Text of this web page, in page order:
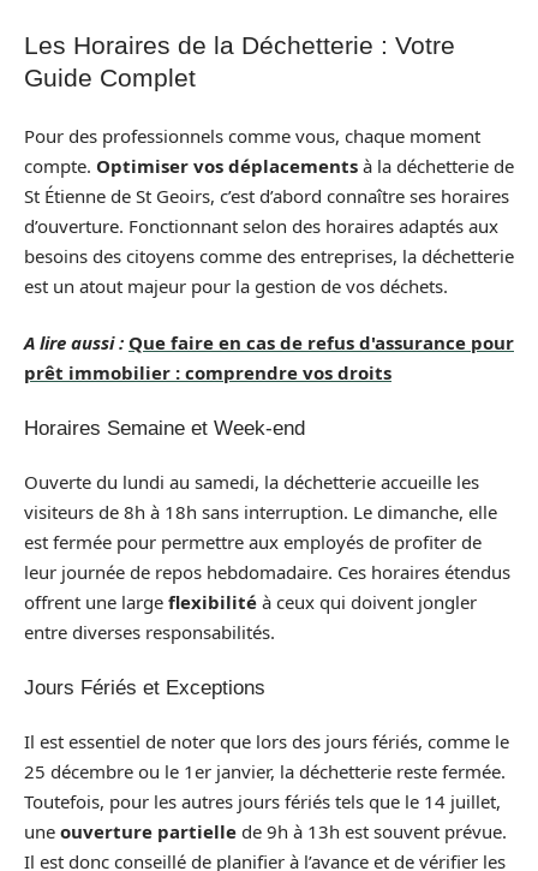
Les Horaires de la Déchetterie : Votre
Guide Complet
Pour des professionnels comme vous, chaque moment
compte. Optimiser vos déplacements à la déchetterie de
St Étienne de St Geoirs, c’est d’abord connaître ses horaires
d’ouverture. Fonctionnant selon des horaires adaptés aux
besoins des citoyens comme des entreprises, la déchetterie
est un atout majeur pour la gestion de vos déchets.
A lire aussi : Que faire en cas de refus d'assurance pour
prêt immobilier : comprendre vos droits
Horaires Semaine et Week-end
Ouverte du lundi au samedi, la déchetterie accueille les
visiteurs de 8h à 18h sans interruption. Le dimanche, elle
est fermée pour permettre aux employés de profiter de
leur journée de repos hebdomadaire. Ces horaires étendus
offrent une large flexibilité à ceux qui doivent jongler
entre diverses responsabilités.
Jours Fériés et Exceptions
Il est essentiel de noter que lors des jours fériés, comme le
25 décembre ou le 1er janvier, la déchetterie reste fermée.
Toutefois, pour les autres jours fériés tels que le 14 juillet,
une ouverture partielle de 9h à 13h est souvent prévue.
Il est donc conseillé de planifier à l’avance et de vérifier les